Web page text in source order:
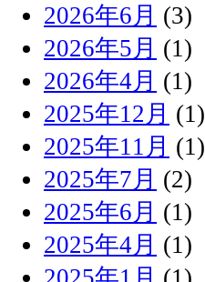
2026年6月 (3)
2026年5月 (1)
2026年4月 (1)
2025年12月 (1)
2025年11月 (1)
2025年7月 (2)
2025年6月 (1)
2025年4月 (1)